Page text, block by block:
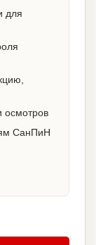
для
осмотров
СанПиН